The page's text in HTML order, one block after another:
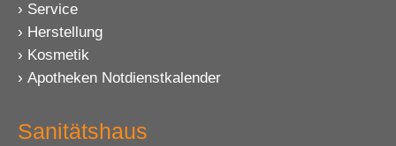
Service
Herstellung
Kosmetik
Apotheken Notdienstkalender
Sanitätshaus